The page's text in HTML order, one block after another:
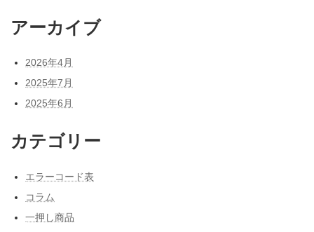
アーカイブ
2026年4月
2025年7月
2025年6月
カテゴリー
エラーコード表
コラム
一押し商品